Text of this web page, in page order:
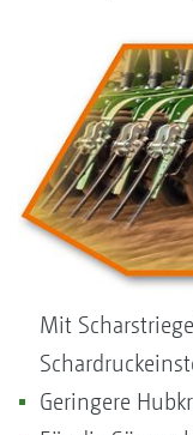
Mit
Geringere